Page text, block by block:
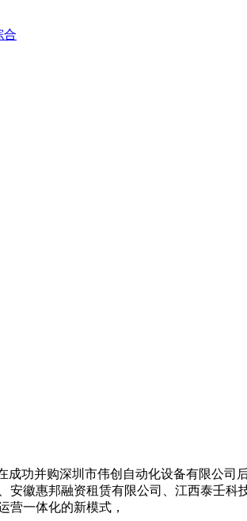
合
成功并购深圳市伟创自动化设备有限公
安徽惠邦融资租赁有限公司、江西泰壬
营一体化的新模式，